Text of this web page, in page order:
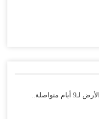
ما السر وراء اهتزاز الأرض لـ9 أيام متواصلة..